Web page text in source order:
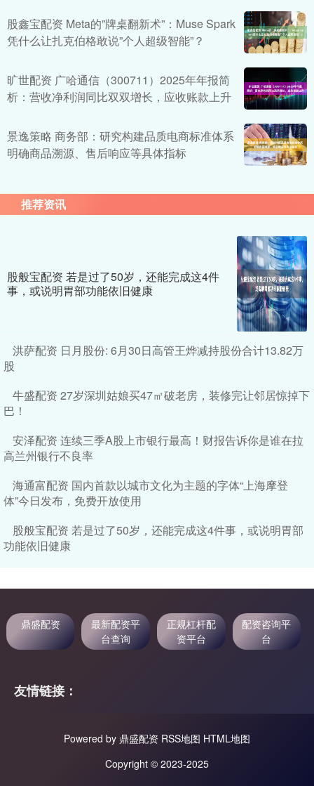
股鑫宝配资 Meta的”牌桌翻新术”：Muse Spark
凭什么让扎克伯格敢说”个人超级智能”？
旷世配资 广哈通信（300711）2025年年报简
析：营收净利润同比双双增长，应收账款上升
景逸策略 商务部：研究构建品质电商标准体系
明确商品溯源、售后响应等具体指标
推荐资讯
股般宝配资 若是过了50岁，还能完成这4件
事，或说明胃部功能依旧健康
洪萨配资 日月股份: 6月30日高管王烨减持股份合计13.82万
股
牛盛配资 27岁深圳姑娘买47㎡破老房，装修完让邻居惊掉下
巴！
安泽配资 连续三季A股上市银行最高！财报告诉你是谁在拉
高兰州银行不良率
海通富配资 国内首款以城市文化为主题的字体“上海摩登
体”今日发布，免费开放使用
股般宝配资 若是过了50岁，还能完成这4件事，或说明胃部
功能依旧健康
鼎盛配资
最新配资平
台查询
正规杠杆配
资平台
配资咨询平
台
友情链接：
Powered by 鼎盛配资 RSS地图 HTML地图
Copyright © 2023-2025